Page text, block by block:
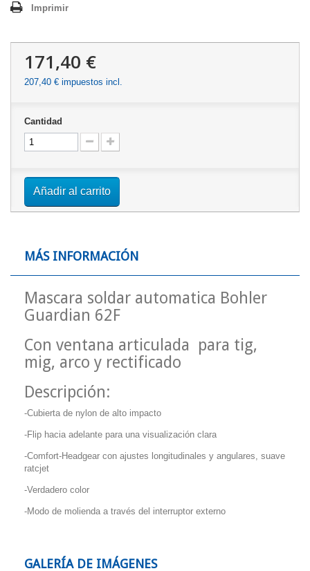
Imprimir
171,40 €
207,40 € impuestos incl.
Cantidad
Añadir al carrito
MÁS INFORMACIÓN
Mascara soldar automatica Bohler
Guardian 62F
Con ventana articulada para tig,
mig, arco y rectificado
Descripción:
-Cubierta de nylon de alto impacto
-Flip hacia adelante para una visualización clara
-Comfort-Headgear con ajustes longitudinales y angulares, suave
ratcjet
-Verdadero color
-Modo de molienda a través del interruptor externo
GALERÍA DE IMÁGENES